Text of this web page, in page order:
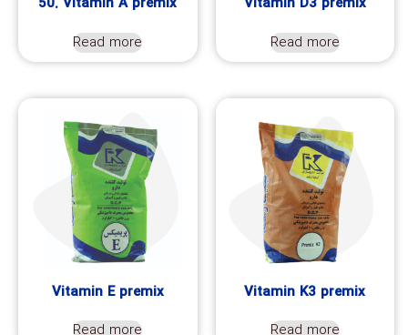
Read more
Read more
Vitamin E premix
Vitamin K3 premix